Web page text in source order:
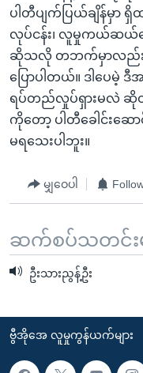
ပါတီပျက်ပြယ်ချိန်မှာ
လုပ်ငန်း၊ လူမှုကယ်ဆယ်
ဆိုသလို တဘက်မှာလည်း
ပြောပါတယ်။ ဒါပေ
ရပ်တည်လှုပ်ရှားမလဲ
ကိုတော့ ပါတီခေါင်းဆော
မရသေးပါဘူး။
မျှဝေပါ
ဆက်စပ်သတင်းမ
ဦးသားညွန့်ဦး
ဗွီအိုအေ လူမှုကွန်ယက်များ